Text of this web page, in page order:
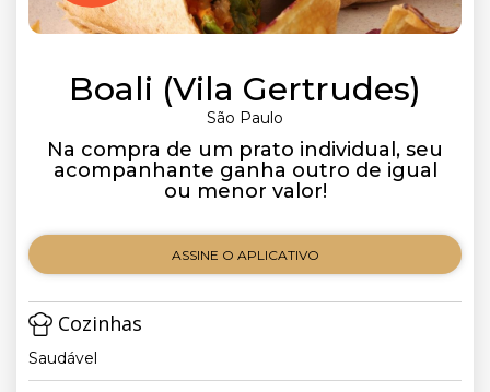
Boali (Vila Gertrudes)
São Paulo
Na compra de um prato individual, seu
acompanhante ganha outro de igual
ou menor valor!
ASSINE O APLICATIVO
Cozinhas
Saudável